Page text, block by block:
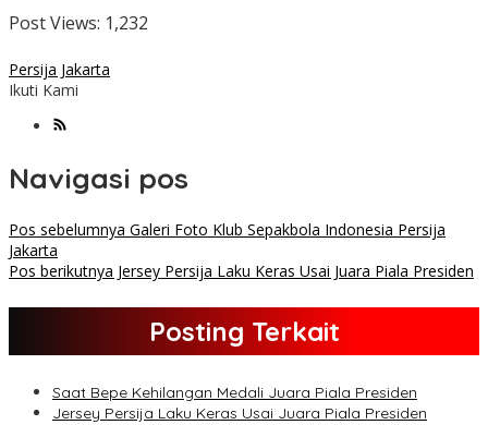
Post Views: 1,232
Persija Jakarta
Ikuti Kami
Navigasi pos
Pos sebelumnya Galeri Foto Klub Sepakbola Indonesia Persija
Jakarta
Pos berikutnya Jersey Persija Laku Keras Usai Juara Piala Presiden
Posting Terkait
Saat Bepe Kehilangan Medali Juara Piala Presiden
Jersey Persija Laku Keras Usai Juara Piala Presiden